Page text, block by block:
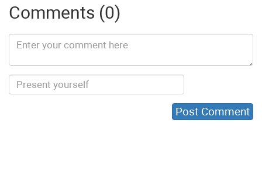
Comments (0)